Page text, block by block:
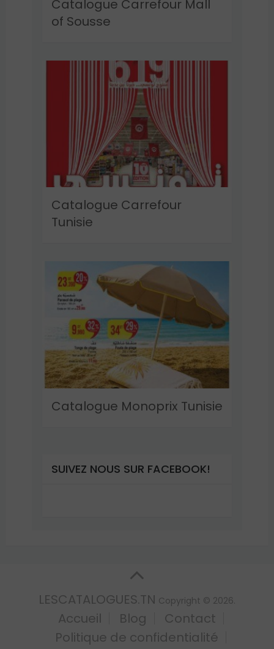
Catalogue Carrefour Mall
of Sousse
Catalogue Carrefour
Tunisie
Catalogue Monoprix Tunisie
SUIVEZ NOUS SUR FACEBOOK!
LESCATALOGUES.TN Copyright © 2026.
Accueil Blog
Contact
Politique de confidentialité